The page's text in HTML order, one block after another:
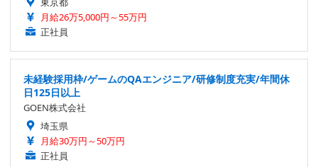
月給26万5,000円～55万円
正社員
未経験採用枠/ゲームのQAエンジニア/研修制度充実/年間休
日125日以上
GOEN株式会社
埼玉県
月給30万円～50万円
正社員